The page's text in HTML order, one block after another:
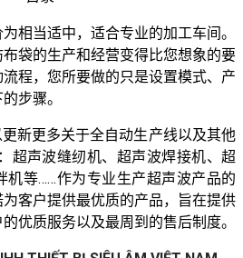
相当适中，适合专业的加工车间。
袋的生产和经营变得比您想象的要
程，您所要做的只是设置模式、产
步骤。
新更多关于全自动生产线以及其他
超声波缝纫机、超声波焊接机、超
机等……作为专业生产超声波产品的
客户提供最优质的产品，旨在提供
优质服务以及最周到的售后制度。